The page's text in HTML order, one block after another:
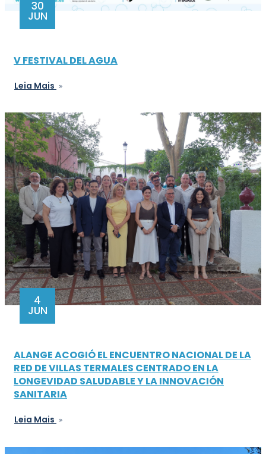
30
JUN
V FESTIVAL DEL AGUA
Leia Mais
4
JUN
ALANGE ACOGIÓ EL ENCUENTRO NACIONAL DE LA
RED DE VILLAS TERMALES CENTRADO EN LA
LONGEVIDAD SALUDABLE Y LA INNOVACIÓN
SANITARIA
Leia Mais